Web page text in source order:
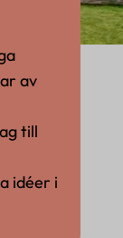
av
till
idéer i